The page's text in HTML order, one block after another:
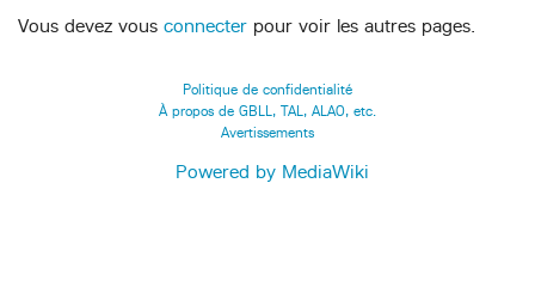
Vous devez vous connecter pour voir les autres pages.
Politique de confidentialité
À propos de GBLL, TAL, ALAO, etc.
Avertissements
Powered by MediaWiki